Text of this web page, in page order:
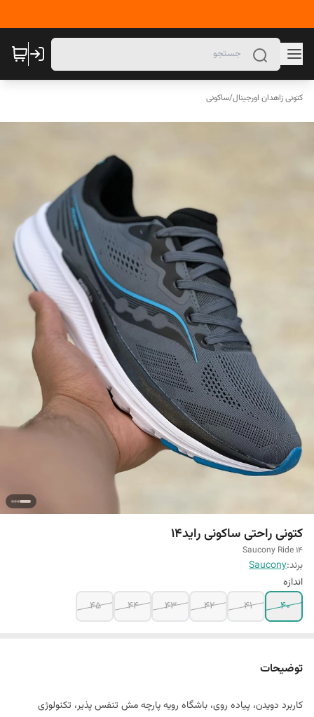
کتونی زاهدان اورجینال/ساکونی
کتونی راحتی ساکونی راید14
Saucony Ride 14
برند:Saucony
اندازه
40
41
42
43
44
45
توضیحات
کاربرد دویدن، پیاده روی، باشگاه رویه پارچه مش تنفس پذیر، تکنولوژی